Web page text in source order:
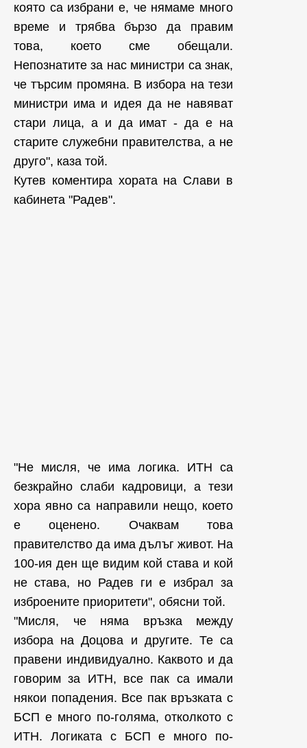
която са избрани е, че нямаме много
време и трябва бързо да правим
това, което сме обещали.
Непознатите за нас министри са знак,
че търсим промяна. В избора на тези
министри има и идея да не навяват
стари лица, а и да имат - да е на
старите служебни правителства, а не
друго", каза той.
Кутев коментира хората на Слави в
кабинета "Радев".
"Не мисля, че има логика. ИТН са
безкрайно слаби кадровици, а тези
хора явно са направили нещо, което
е оценено. Очаквам това
правителство да има дълъг живот. На
100-ия ден ще видим кой става и кой
не става, но Радев ги е избрал за
изброените приоритети", обясни той.
"Мисля, че няма връзка между
избора на Доцова и другите. Те са
правени индивидуално. Каквото и да
говорим за ИТН, все пак са имали
някои попадения. Все пак връзката с
БСП е много по-голяма, отколкото с
ИТН. Логиката с БСП е много по-